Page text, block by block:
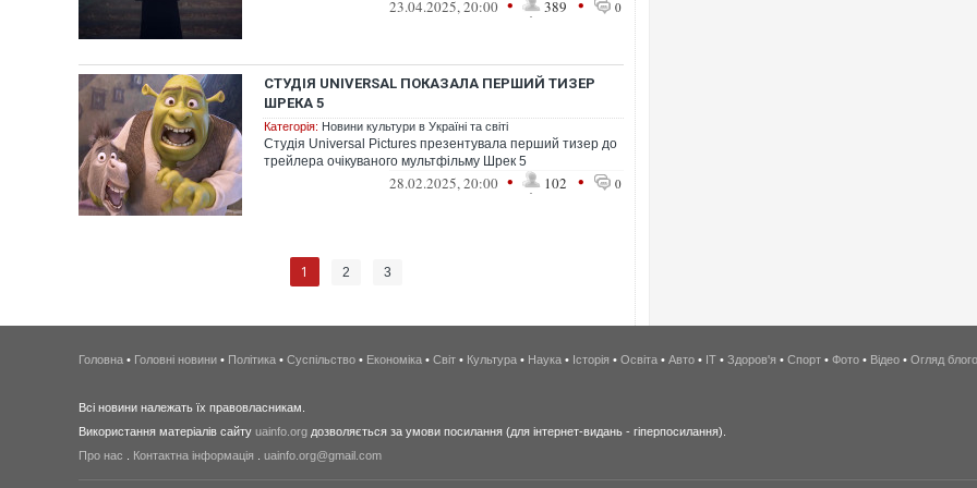
23.04.2025, 20:00 • 389 • 0
СТУДІЯ UNIVERSAL ПОКАЗАЛА ПЕРШИЙ ТИЗЕР
ШРЕКА 5
Категорія: Новини культури в Україні та світі
Студія Universal Pictures презентувала перший тизер до
трейлера очікуваного мультфільму Шрек 5
28.02.2025, 20:00 • 102 • 0
1 2 3
Головна • Головні новини • Політика • Суспільство • Економіка • Світ • Культура • Наука • Історія • Освіта • Авто • IT • Здоров'я • Спорт • Фото • Відео • Огляд
Всі новини належать їх правовласникам.
Використання матеріалів сайту uainfo.org дозволяється за умови посилання (для інтернет-видань - гіперпосилання).
Про нас
Контактна інформація uainfo.org@gmail.com